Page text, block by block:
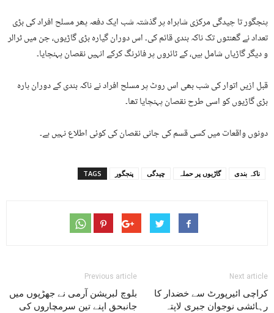
پنجگور تا چیدگی مرکزی شاہراہ پر گذشتہ شب ایک دفعہ پھر مسلح افراد کی بڑی
تعداد نے گھنٹوں تک ناکہ بندی قائم کی۔ اس دوران گیارہ بڑی گاڑیوں، جن میں ٹرالر
و دیگر گاڑیاں شامل ہیں، کے ٹائروں پر فائرنگ کرکے انہیں نقصان پہنچایا۔
قبل ازیں اتوار کی شب بھی اس روٹ پر مسلح افراد نے ناکہ بندی کے دوران بارہ
بڑی گاڑیوں کو اسی طرح نقصان پہنچایا تھا۔
دونوں واقعات میں کسی قسم کی جانی نقصان کی کوئی اطلاع نہیں ہے۔
TAGS پنجگور چیدگی گاڑیوں پر حملہ ناکہ بندی
Previous article
بلوچ لبریشن آرمی نے جھڑپوں میں
جانبحق اپنے تین سرمچاروں کی
Next article
کراچی ائیرپورٹ سے خضدار کا
رہائشی نوجوان جبری لاپتہ